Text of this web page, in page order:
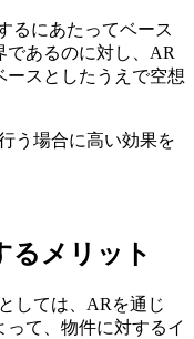
るにあたってベース
であるのに対し、AR
ースとしたうえで空想
う場合に高い効果を
るメリット
しては、ARを通じ
て、物件に対するイ